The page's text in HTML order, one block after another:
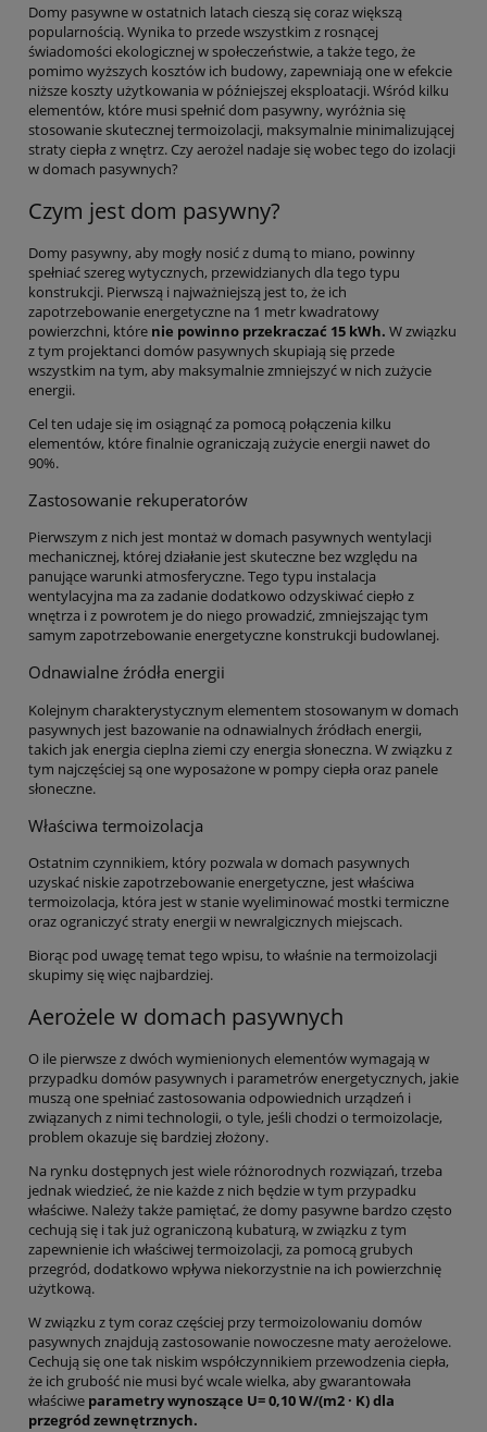
Domy pasywne w ostatnich latach cieszą się coraz większą
popularnością. Wynika to przede wszystkim z rosnącej
świadomości ekologicznej w społeczeństwie, a także tego, że
pomimo wyższych kosztów ich budowy, zapewniają one w efekcie
niższe koszty użytkowania w późniejszej eksploatacji. Wśród kilku
elementów, które musi spełnić dom pasywny, wyróżnia się
stosowanie skutecznej termoizolacji, maksymalnie minimalizującej
straty ciepła z wnętrz. Czy aerożel nadaje się wobec tego do izolacji
w domach pasywnych?
Czym jest dom pasywny?
Domy pasywny, aby mogły nosić z dumą to miano, powinny
spełniać szereg wytycznych, przewidzianych dla tego typu
konstrukcji. Pierwszą i najważniejszą jest to, że ich
zapotrzebowanie energetyczne na 1 metr kwadratowy
powierzchni, które nie powinno przekraczać 15 kWh. W związku
z tym projektanci domów pasywnych skupiają się przede
wszystkim na tym, aby maksymalnie zmniejszyć w nich zużycie
energii.
Cel ten udaje się im osiągnąć za pomocą połączenia kilku
elementów, które finalnie ograniczają zużycie energii nawet do
90%.
Zastosowanie rekuperatorów
Pierwszym z nich jest montaż w domach pasywnych wentylacji
mechanicznej, której działanie jest skuteczne bez względu na
panujące warunki atmosferyczne. Tego typu instalacja
wentylacyjna ma za zadanie dodatkowo odzyskiwać ciepło z
wnętrza i z powrotem je do niego prowadzić, zmniejszając tym
samym zapotrzebowanie energetyczne konstrukcji budowlanej.
Odnawialne źródła energii
Kolejnym charakterystycznym elementem stosowanym w domach
pasywnych jest bazowanie na odnawialnych źródłach energii,
takich jak energia cieplna ziemi czy energia słoneczna. W związku z
tym najczęściej są one wyposażone w pompy ciepła oraz panele
słoneczne.
Właściwa termoizolacja
Ostatnim czynnikiem, który pozwala w domach pasywnych
uzyskać niskie zapotrzebowanie energetyczne, jest właściwa
termoizolacja, która jest w stanie wyeliminować mostki termiczne
oraz ograniczyć straty energii w newralgicznych miejscach.
Biorąc pod uwagę temat tego wpisu, to właśnie na termoizolacji
skupimy się więc najbardziej.
Aerożele w domach pasywnych
O ile pierwsze z dwóch wymienionych elementów wymagają w
przypadku domów pasywnych i parametrów energetycznych, jakie
muszą one spełniać zastosowania odpowiednich urządzeń i
związanych z nimi technologii, o tyle, jeśli chodzi o termoizolacje,
problem okazuje się bardziej złożony.
Na rynku dostępnych jest wiele różnorodnych rozwiązań, trzeba
jednak wiedzieć, że nie każde z nich będzie w tym przypadku
właściwe. Należy także pamiętać, że domy pasywne bardzo często
cechują się i tak już ograniczoną kubaturą, w związku z tym
zapewnienie ich właściwej termoizolacji, za pomocą grubych
przegród, dodatkowo wpływa niekorzystnie na ich powierzchnię
użytkową.
W związku z tym coraz częściej przy termoizolowaniu domów
pasywnych znajdują zastosowanie nowoczesne maty aerożelowe.
Cechują się one tak niskim współczynnikiem przewodzenia ciepła,
że ich grubość nie musi być wcale wielka, aby gwarantowała
właściwe parametry wynoszące U= 0,10 W/(m2 · K) dla
przegród zewnętrznych.